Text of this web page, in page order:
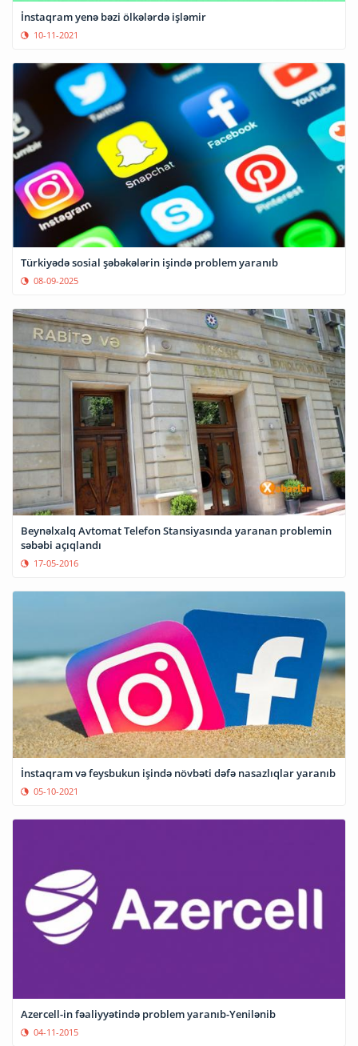
İnstaqram yenə bəzi ölkələrdə işləmir
10-11-2021
Türkiyədə sosial şəbəkələrin işində problem yaranıb
08-09-2025
Beynəlxalq Avtomat Telefon Stansiyasında yaranan problemin
səbəbi açıqlandı
17-05-2016
İnstaqram və feysbukun işində növbəti dəfə nasazlıqlar yaranıb
05-10-2021
Azercell-in fəaliyyətində problem yaranıb-Yenilənib
04-11-2015